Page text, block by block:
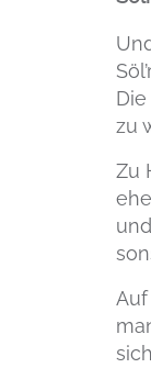
zu
Zu